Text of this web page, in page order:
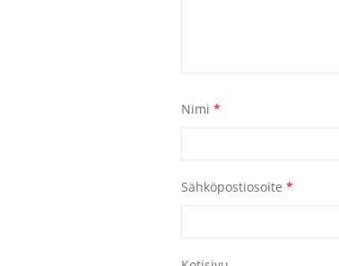
Nimi *
Sähköpostiosoite *